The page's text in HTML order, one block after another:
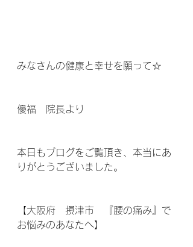
みなさんの健康と幸せを願って☆
優福　院長より
本日もブログをご覧頂き、本当にあ
りがとうございました。
【大阪府　摂津市　『腰の痛み』で
お悩みのあなたへ】